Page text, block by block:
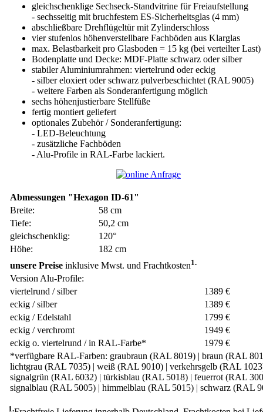
gleichschenklige Sechseck-Standvitrine für Freiaufstellung
- sechsseitig mit bruchfestem ES-Sicherheitsglas (4 mm)
abschließbare Drehflügeltür mit Zylinderschloss
vier stufenlos höhenverstellbare Fachböden aus Klarglas
max. Belastbarkeit pro Glasboden = 15 kg (bei verteilter Last)
Bodenplatte und Decke: MDF-Platte schwarz oder silber
stabiler Aluminiumrahmen: viertelrund oder eckig
- silber eloxiert oder schwarz pulverbeschichtet (RAL 9005)
- weitere Farben als Sonderanfertigung möglich
sechs höhenjustierbare Stellfüße
fertig montiert geliefert
optionales Zubehör / Sonderanfertigung:
- LED-Beleuchtung
- zusätzliche Fachböden
- Alu-Profile in RAL-Farbe lackiert.
Abmessungen "Hexagon ID-61"
Breite:
58 cm
Tiefe:
50,2 cm
gleichschenklig:
120°
Höhe:
182 cm
unsere Preise inklusive Mwst. und Frachtkosten1.
Version Alu-Profile:
viertelrund / silber
1389 €
eckig / silber
1389 €
eckig / Edelstahl
1799 €
eckig / verchromt
1949 €
eckig o. viertelrund / in RAL-Farbe*
1979 €
*verfügbare RAL-Farben: graubraun (RAL 8019) | braun (RAL
lichtgrau (RAL 7035) | weiß (RAL 9010) | verkehrsgelb (RAL
signalgrün (RAL 6032) | türkisblau (RAL 5018) | feuerrot (RAL
signalblau (RAL 5005) | himmelblau (RAL 5015) | schwarz (RAL
1.